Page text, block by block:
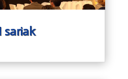
sariak